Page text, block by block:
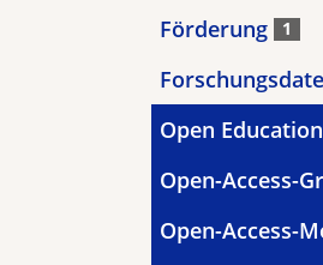
Förderung 1
Open
Open-Access-
Open-Access-